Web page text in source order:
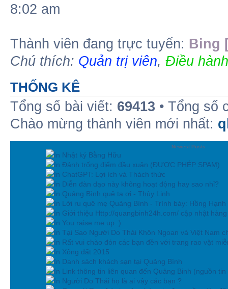
8:02 am
Thành viên đang trực tuyến: Bing
Chú thích: Quản trị viên, Điều
THỐNG KÊ
Tổng số bài viết: 69413 • Tổng số
Chào mừng thành viên mới nhất:
Newest Posts
In Nhật ký Bằng Hữu
In Đánh trống điểm đầu xuân (ĐƯỢC PHÉP SPAM)
In ChatGPT: Lợi ích và Thách thức
In Diễn đàn dạo này không hoạt động hay sao nhỉ?
In Quảng Bình quê ta ơi - Thùy Linh
In Lời ru quê mẹ Quảng Bình - Trình bày: Hồng Hạnh
In Giới thiệu Http://quangbinh24h.com/ cập nhật
In You raise me up :)
In Tại Sao Người Do Thái Khôn Ngoan và Việt Nam
In Rất vui chào đón các bạn đền với trang rao vặt
In Xông đất 2015
In Danh sách khách sạn tại Quảng Bình
In Link thông tin liên quan đến Quảng Binh (nguồn tin
In Người Do Thái họ là ai vậy các bạn ?